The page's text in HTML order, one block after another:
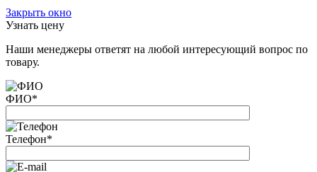
Закрыть окно
Узнать цену
Наши менеджеры ответят на любой интересующий вопрос по
товару.
ФИО*
Телефон*